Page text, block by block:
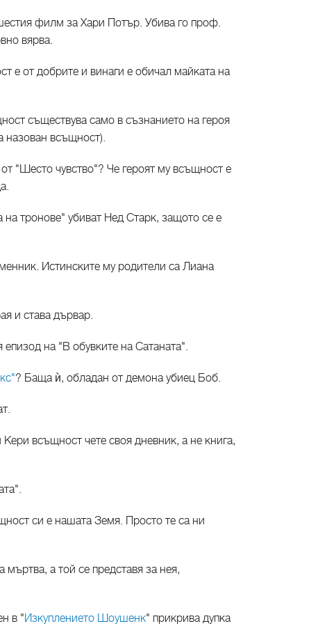
филм за Хари Потър. Убива го проф.
вярва.
е от добрите и винаги е обичал майката на
съществува само в съзнанието на героя
назован всъщност).
"Шесто чувство"? Че героят му всъщност е
тронове" убиват Нед Старк, защото се е
Истинските му родители са Лиана
и става дървар.
на "В обувките на Сатаната".
? Баща ѝ, обладан от демона убиец Боб.
всъщност чете своя дневник, а не книга,
си е нашата Земя. Просто те са ни
а той се представя за нея,
в "Изкуплението Шоушенк" прикрива дупка